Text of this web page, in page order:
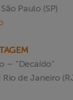
Paulo (SP)
– “Decaído”
de Janeiro